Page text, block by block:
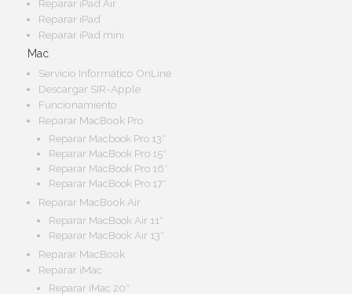
Reparar iPad Air
Reparar iPad
Reparar iPad mini
Mac
Servicio Informático OnLine
Descargar SIR-Apple
Funcionamiento
Reparar MacBook Pro
Reparar Macbook Pro 13″
Reparar MacBook Pro 15″
Reparar MacBook Pro 16″
Reparar MacBook Pro 17″
Reparar MacBook Air
Reparar MacBook Air 11″
Reparar MacBook Air 13″
Reparar MacBook
Reparar iMac
Reparar iMac 20″